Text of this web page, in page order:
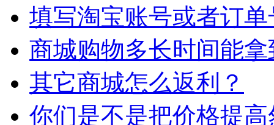
填写淘宝账号或者订
商城购物多长时间能
其它商城怎么返利？
你们是不是把价格提